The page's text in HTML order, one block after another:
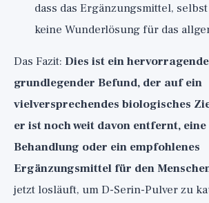
dass das Ergänzungsmittel,
keine Wunderlösung für das
Das Fazit: Dies ist ein
grundlegender Befund, der auf ein
vielversprechendes biologisches
er ist noch weit davon entfernt,
Behandlung oder ein empfohlenes
Ergänzungsmittel für den
jetzt losläuft, um D-Serin-Pulver zu